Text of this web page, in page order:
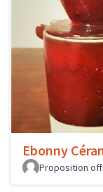
Ebonny
Proposition